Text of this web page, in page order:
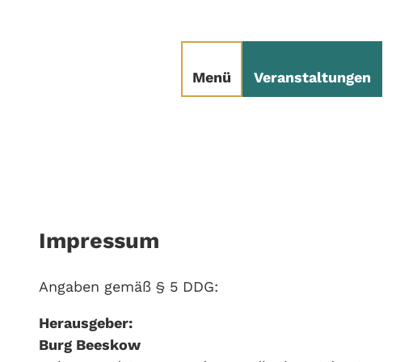
Menü Veranstaltungen
Impressum
Angaben gemäß § 5 DDG:
Herausgeber:
Burg Beeskow